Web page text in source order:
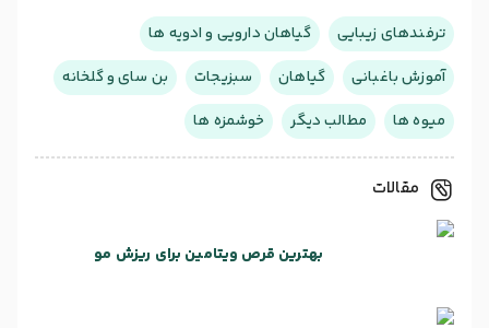
ترفندهای زیبایی
گیاهان دارویی و ادویه ها
آموزش باغبانی
گیاهان سبزیجات
بن سای و گلخانه
میوه ها
مطالب دیگر خوشمزه ها
مقالات
بهترین قرص ویتامین برای ریزش مو